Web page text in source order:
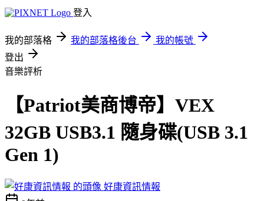
登入
我的部落格 我的部落格後台
我的帳號
登出
音樂評析
【Patriot美商博帝】VEX
32GB USB3.1 隨身碟(USB 3.1
Gen 1)
好康資訊情報